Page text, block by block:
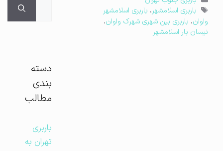
برچسب‌ها
باربری اسلامشهر،باربری اسلامشهر
،باربری بین شهری شهرک واوان ،
نیسان بار اسلامشهر
دسته
بندی
مطالب
باربری
تهران به